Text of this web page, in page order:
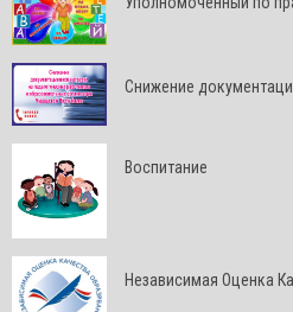
Снижение
Воспитание
Независимая Оценка